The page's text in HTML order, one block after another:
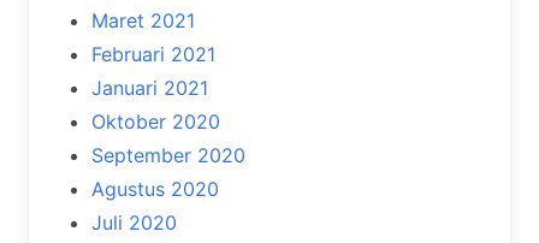
Maret 2021
Februari 2021
Januari 2021
Oktober 2020
September 2020
Agustus 2020
Juli 2020